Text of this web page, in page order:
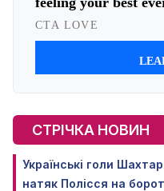
СТРІЧКА НОВИН
Українські голи
натяк Полісся на